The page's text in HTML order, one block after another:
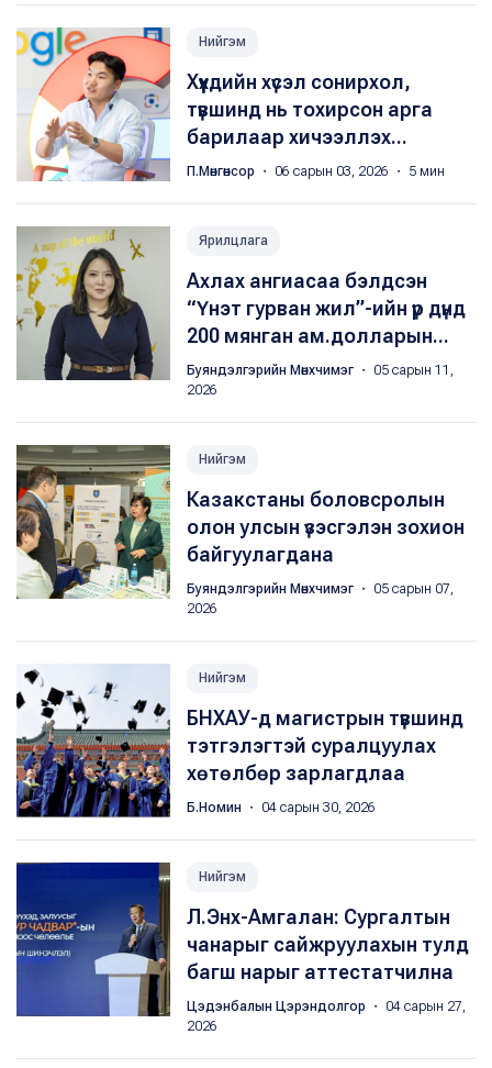
Нийгэм
Хүүхдийн хүсэл сонирхол,
түвшинд нь тохирсон арга
барилаар хичээллэх...
П.Мөнгөнсор ・ 06 сарын 03, 2026 ・ 5 мин
Ярилцлага
Ахлах ангиасаа бэлдсэн
“Үнэт гурван жил”-ийн үр дүнд
200 мянган ам.долларын...
Буяндэлгэрийн Мөнхчимэг ・ 05 сарын 11,
2026
Нийгэм
Казакстаны боловсролын
олон улсын үзэсгэлэн зохион
байгуулагдана
Буяндэлгэрийн Мөнхчимэг ・ 05 сарын 07,
2026
Нийгэм
БНХАУ-д магистрын түвшинд
тэтгэлэгтэй суралцуулах
хөтөлбөр зарлагдлаа
Б.Номин ・ 04 сарын 30, 2026
Нийгэм
Л.Энх-Амгалан: Сургалтын
чанарыг сайжруулахын тулд
багш нарыг аттестатчилна
Цэдэнбалын Цэрэндолгор
・ 04 сарын 27,
2026